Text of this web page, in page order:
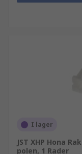
I lager
JST XHP Hona
polen, 1 Rader